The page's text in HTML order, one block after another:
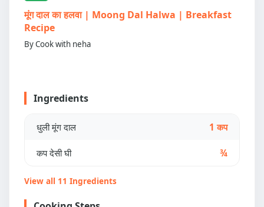
मूंग दाल का हलवा | Moong Dal Halwa | Breakfast
Recipe
By Cook with neha
Ingredients
धुली मूंग दाल 1 कप
कप देसी घी ¾
View all 11 Ingredients